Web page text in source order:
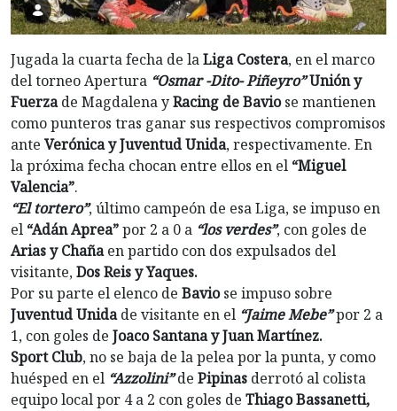
Jugada la cuarta fecha de laLiga Costera, en el marco
del torneo Apertura “Osmar -Dito- Piñeyro”Unión y
Fuerzade Magdalena yRacing de Baviose mantienen
como punteros tras ganar sus respectivos compromisos
ante Verónica y Juventud Unida, respectivamente. En
la próxima fecha chocan entre ellos en el “Miguel
Valencia”.
“El tortero”, último campeón de esa Liga, se impuso en
el “Adán Aprea”por 2 a 0 a “los verdes”, con goles de
Arias y Chañaen partido con dos expulsados del
visitante,Dos Reis y Yaques.
Por su parte el elenco de Baviose impuso sobre
Juventud Unidade visitante en el “Jaime Mebe”por 2 a
1, con goles de Joaco Santana y Juan Martínez.
Sport Club, no se baja de la pelea por la punta, y como
huésped en el “Azzolini”de Pipinas derrotó al colista
equipo local por 4 a 2 con goles de Thiago Bassanetti,